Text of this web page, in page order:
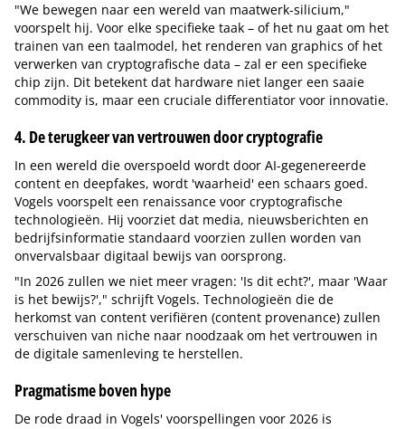
"We bewegen naar een wereld van maatwerk-silicium,"
voorspelt hij. Voor elke specifieke taak – of het nu gaat om het
trainen van een taalmodel, het renderen van graphics of het
verwerken van cryptografische data – zal er een specifieke
chip zijn. Dit betekent dat hardware niet langer een saaie
commodity is, maar een cruciale differentiator voor innovatie.
4. De terugkeer van vertrouwen door cryptografie
In een wereld die overspoeld wordt door AI-gegenereerde
content en deepfakes, wordt 'waarheid' een schaars goed.
Vogels voorspelt een renaissance voor cryptografische
technologieën. Hij voorziet dat media, nieuwsberichten en
bedrijfsinformatie standaard voorzien zullen worden van
onvervalsbaar digitaal bewijs van oorsprong.
"In 2026 zullen we niet meer vragen: 'Is dit echt?', maar 'Waar
is het bewijs?'," schrijft Vogels. Technologieën die de
herkomst van content verifiëren (content provenance) zullen
verschuiven van niche naar noodzaak om het vertrouwen in
de digitale samenleving te herstellen.
Pragmatisme boven hype
De rode draad in Vogels' voorspellingen voor 2026 is